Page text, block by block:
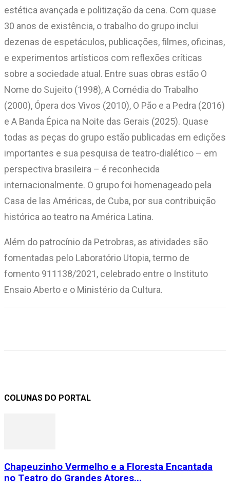
estética avançada e politização da cena. Com quase
30 anos de existência, o trabalho do grupo inclui
dezenas de espetáculos, publicações, filmes, oficinas,
e experimentos artísticos com reflexões críticas
sobre a sociedade atual. Entre suas obras estão O
Nome do Sujeito (1998), A Comédia do Trabalho
(2000), Ópera dos Vivos (2010), O Pão e a Pedra (2016)
e A Banda Épica na Noite das Gerais (2025). Quase
todas as peças do grupo estão publicadas em edições
importantes e sua pesquisa de teatro-dialético – em
perspectiva brasileira – é reconhecida
internacionalmente. O grupo foi homenageado pela
Casa de las Américas, de Cuba, por sua contribuição
histórica ao teatro na América Latina.
Além do patrocínio da Petrobras, as atividades são
fomentadas pelo Laboratório Utopia, termo de
fomento 911138/2021, celebrado entre o Instituto
Ensaio Aberto e o Ministério da Cultura.
COLUNAS DO PORTAL
Chapeuzinho Vermelho e a Floresta Encantada
no Teatro do Grandes Atores...